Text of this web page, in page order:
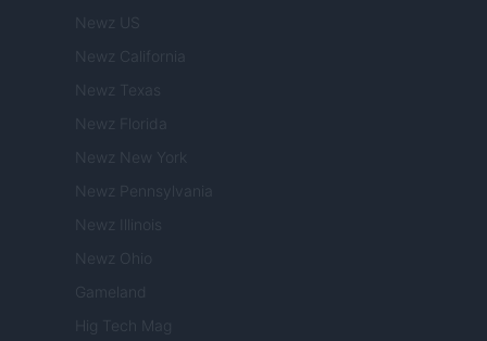
Newz US
Newz California
Newz Texas
Newz Florida
Newz New York
Newz Pennsylvania
Newz Illinois
Newz Ohio
Gameland
Hig Tech Mag